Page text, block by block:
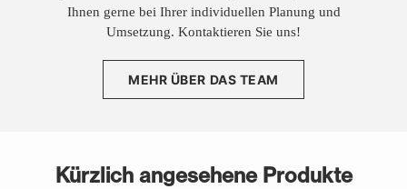
Ihnen gerne bei Ihrer individuellen Planung und
Umsetzung. Kontaktieren Sie uns!
MEHR ÜBER DAS TEAM
Kürzlich angesehene Produkte